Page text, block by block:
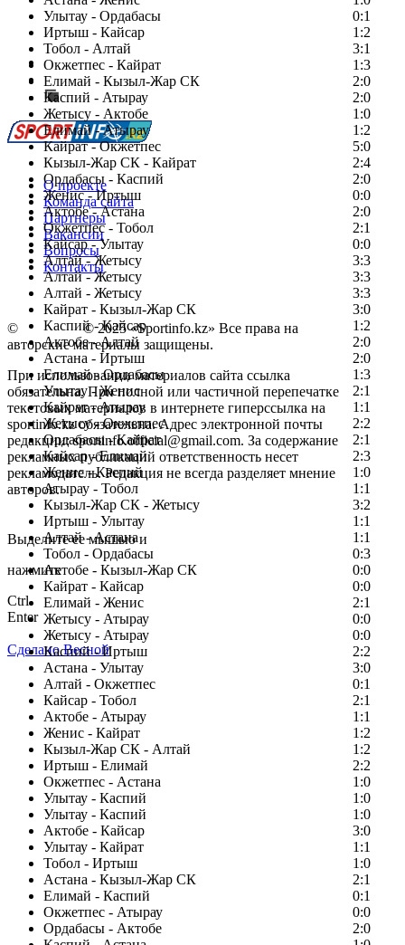
Улытау - Ордабасы
0:1
Иртыш - Кайсар
1:2
Тобол - Алтай
3:1
Окжетпес - Кайрат
1:3
Елимай - Кызыл-Жар СК
2:0
Каспий - Атырау
2:0
Жетысу - Актобе
1:0
Елимай - Атырау
1:2
Кайрат - Окжетпес
5:0
Кызыл-Жар СК - Кайрат
2:4
Ордабасы - Каспий
2:0
Женис - Иртыш
0:0
Актобе - Астана
2:0
Окжетпес - Тобол
2:1
Кайсар - Улытау
0:0
Алтай - Жетысу
3:3
Алтай - Жетысу
3:3
Алтай - Жетысу
3:3
Кайрат - Кызыл-Жар СК
3:0
Каспий - Кайсар
1:2
Актобе - Алтай
2:0
Астана - Иртыш
2:0
Елимай - Ордабасы
1:3
Улытау - Женис
2:1
Кайрат - Атырау
1:1
Жетысу - Окжетпес
2:2
Ордабасы - Кайрат
2:1
Кайсар - Елимай
2:3
Женис - Каспий
1:0
Атырау - Тобол
1:1
Кызыл-Жар СК - Жетысу
3:2
Иртыш - Улытау
1:1
Алтай - Астана
1:1
Тобол - Ордабасы
0:3
Актобе - Кызыл-Жар СК
0:0
Кайрат - Кайсар
0:0
Елимай - Женис
2:1
Жетысу - Атырау
0:0
Жетысу - Атырау
0:0
Каспий - Иртыш
2:2
Астана - Улытау
3:0
Алтай - Окжетпес
0:1
Кайсар - Тобол
2:1
Актобе - Атырау
1:1
Женис - Кайрат
1:2
Кызыл-Жар СК - Алтай
1:2
Иртыш - Елимай
2:2
Окжетпес - Астана
1:0
Улытау - Каспий
1:0
Улытау - Каспий
1:0
Актобе - Кайсар
3:0
Улытау - Кайрат
1:1
Тобол - Иртыш
1:0
Астана - Кызыл-Жар СК
2:1
Елимай - Каспий
0:1
Окжетпес - Атырау
0:0
Ордабасы - Актобе
2:0
Есть идея?
Сообщить о мероприятии
Перейти на старый сайт
О проекте
Команда сайта
Партнеры
Вакансии
Вопросы
Контакты
© Copyright© 2025 «Sportinfo.kz» Все права на
авторские материалы защищены.
При использовании материалов сайта ссылка
обязательна. При полной или частичной перепечатке
текстовых материалов в интернете гиперссылка на
sportinfo.kz обязательна. Адрес электронной почты
редакции: sportinfo.official@gmail.com. За содержание
рекламных публикаций ответственность несет
рекламодатель. Редакция не всегда разделяет мнение
авторов.
Заметили ошибку в тексте?
Выделите ее мышью и
нажмите
Ctrl
Enter
Сделано Весной